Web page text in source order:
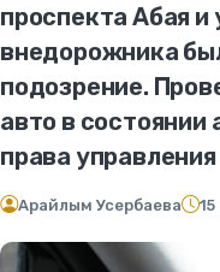
проспекта Абая
внедорожника
подозрение.
авто в состоянии
права
Арайлым Усербаева